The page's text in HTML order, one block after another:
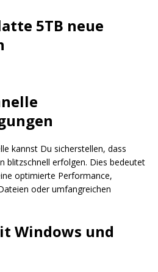
5TB neue
kannst Du sicherstellen, dass
blitzschnell erfolgen. Dies bedeutet
optimierte Performance,
oder umfangreichen
Windows und